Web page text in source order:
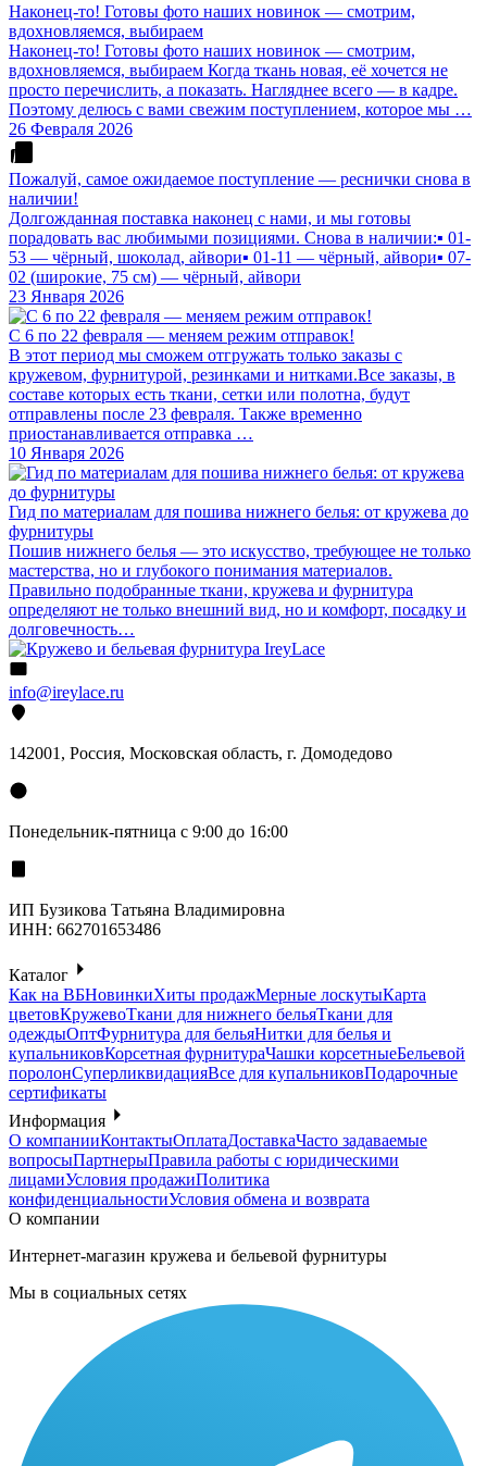
Наконец-то! Готовы фото наших новинок — смотрим,
вдохновляемся, выбираем
Наконец-то! Готовы фото наших новинок — смотрим,
вдохновляемся, выбираем Когда ткань новая, её хочется не
просто перечислить, а показать. Нагляднее всего — в кадре.
Поэтому делюсь с вами свежим поступлением, которое мы …
26 Февраля 2026
Пожалуй, самое ожидаемое поступление — реснички снова в
наличии!
Долгожданная поставка наконец с нами, и мы готовы
порадовать вас любимыми позициями. Снова в наличии:▪️ 01-
53 — чёрный, шоколад, айвори▪️ 01-11 — чёрный, айвори▪️ 07-
02 (широкие, 75 см) — чёрный, айвори
23 Января 2026
С 6 по 22 февраля — меняем режим отправок!
В этот период мы сможем отгружать только заказы с
кружевом, фурнитурой, резинками и нитками.Все заказы, в
составе которых есть ткани, сетки или полотна, будут
отправлены после 23 февраля. Также временно
приостанавливается отправка …
10 Января 2026
Гид по материалам для пошива нижнего белья: от кружева до
фурнитуры
Пошив нижнего белья — это искусство, требующее не только
мастерства, но и глубокого понимания материалов.
Правильно подобранные ткани, кружева и фурнитура
определяют не только внешний вид, но и комфорт, посадку и
долговечность…
info@ireylace.ru
142001 , Россия, Московская область, г. Домодедово
Понедельник-пятница с 9:00 до 16:00
ИП Бузикова Татьяна Владимировна
ИНН: 662701653486
Каталог
Как на ВБНовинкиХиты продажМерные лоскутыКарта
цветовКружевоТкани для нижнего бельяТкани для
одеждыОптФурнитура для бельяНитки для белья и
купальниковКорсетная фурнитураЧашки корсетныеБельевой
поролонСуперликвидацияВсе для купальниковПодарочные
сертификаты
Информация
О компанииКонтактыОплатаДоставкаЧасто задаваемые
вопросыПартнерыПравила работы с юридическими
лицамиУсловия продажиПолитика
конфиденциальностиУсловия обмена и возврата
О компании
Интернет-магазин кружева и бельевой фурнитуры
Мы в социальных сетях